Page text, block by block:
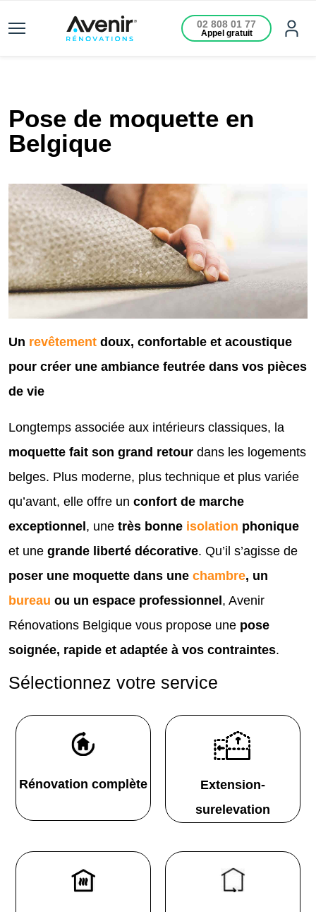
02 808 01 77
Appel gratuit
Pose de moquette en
Belgique
Un revêtement doux, confortable et acoustique
pour créer une ambiance feutrée dans vos pièces
de vie
Longtemps associée aux intérieurs classiques, la
moquette fait son grand retour dans les logements
belges. Plus moderne, plus technique et plus variée
qu’avant, elle offre un confort de marche
exceptionnel, une très bonne isolation phonique
et une grande liberté décorative. Qu’il s’agisse de
poser une moquette dans une chambre, un
bureau ou un espace professionnel, Avenir
Rénovations Belgique vous propose une pose
soignée, rapide et adaptée à vos contraintes.
Sélectionnez votre service
Rénovation complète
Extension-
surelevation